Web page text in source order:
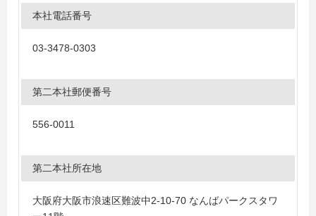
本社電話番号
03-3478-0303
第二本社郵便番号
556-0011
第二本社所在地
大阪府大阪市浪速区難波中2-10-70 なんばパークスタワ